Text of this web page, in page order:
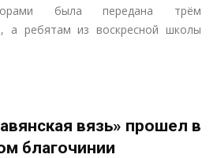
была передана трём
а ребятам из воскресной школы
вязь» прошел в
благочинии